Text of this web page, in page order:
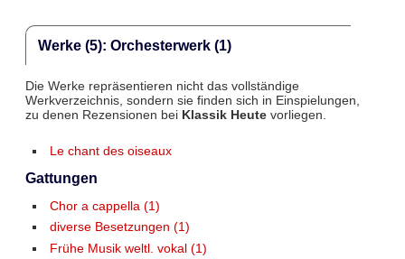
Werke (5): Orchesterwerk (1)
Die Werke repräsentieren nicht das vollständige
Werkverzeichnis, sondern sie finden sich in Einspielungen,
zu denen Rezensionen bei Klassik Heutevorliegen.
Le chant des oiseaux
Gattungen
Chor a cappella (1)
diverse Besetzungen (1)
Frühe Musik weltl. vokal (1)